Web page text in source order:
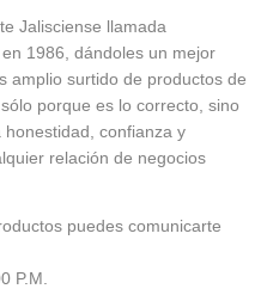
Jalisciense llamada
1986, dándoles un mejor
amplio surtido de productos de
porque es lo correcto, sino
confianza y
relación de negocios
puedes comunicarte
P.M.